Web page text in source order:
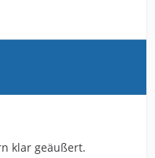
klar geäußert.